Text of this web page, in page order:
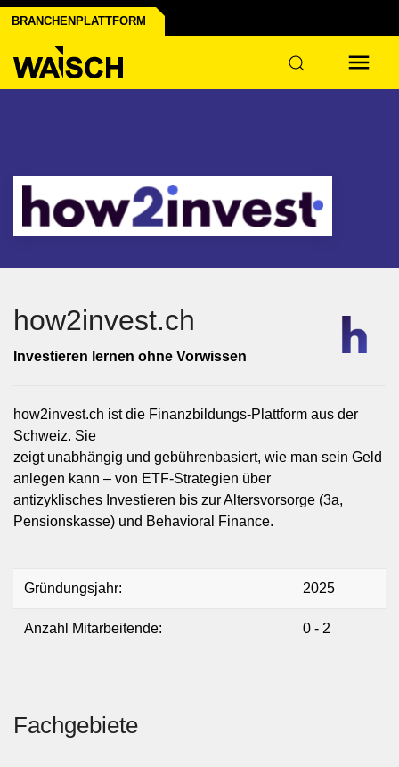
BRANCHENPLATTFORM
how2invest.ch
Investieren lernen ohne Vorwissen
how2invest.ch ist die Finanzbildungs-Plattform aus der
Schweiz. Sie
zeigt unabhängig und gebührenbasiert, wie man sein Geld
anlegen kann – von ETF-Strategien über
antizyklisches Investieren bis zur Altersvorsorge (3a,
Pensionskasse) und Behavioral Finance.
Gründungsjahr: 2025
Anzahl Mitarbeitende: 0 - 2
Fachgebiete